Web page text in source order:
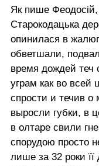
Як пише Феодосій,
Старокодацька
опинилася в
обветшали,
время дождей теч
уграм как во всей
спрости и течив о
выросли губки, в
в олтаре свили
спорудою просто
лише за 32 роки